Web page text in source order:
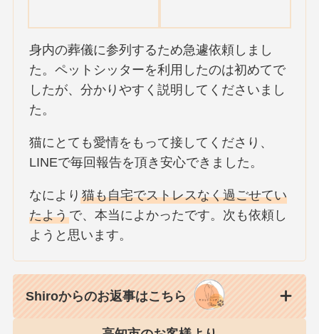
身内の葬儀に参列するため急遽依頼しまし
た。ペットシッターを利用したのは初めてで
したが、分かりやすく説明してくださいまし
た。
猫にとても愛情をもって接してくださり、
LINEで毎回報告を頂き安心できました。
なにより猫も自宅でストレスなく過ごせてい
たようで、本当によかったです。次も依頼し
ようと思います。
Shiroからのお返事はこちら